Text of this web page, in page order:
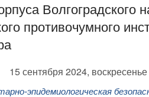
Волгоградского
противочумного
15 сентября 2024, воскресенье
эпидемиологическая